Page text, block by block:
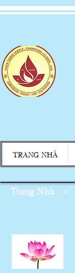
TRANG NHÀ
Trang Nhà <